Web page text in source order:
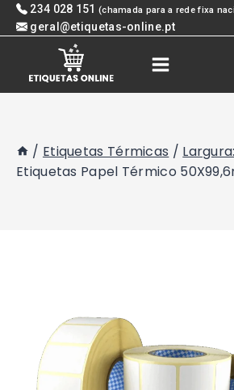
Skip 234 028 151 (chamada para a rede fixa
geral@etiquetas-online.pt
/ Etiquetas Térmicas /
Etiquetas Papel Térmico